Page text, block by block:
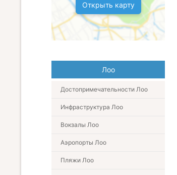
Открыть карту
Лоо
Достопримечательности Лоо
Инфраструктура Лоо
Вокзалы Лоо
Аэропорты Лоо
Пляжи Лоо